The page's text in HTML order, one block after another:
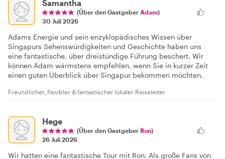
Samantha
(Über den Gastgeber Adam)
30 Juli 2026
Adams Energie und sein enzyklopädisches Wissen über
Singapurs Sehenswürdigkeiten und Geschichte haben uns
eine fantastische, über dreistündige Führung beschert. Wir
können Adam wärmstens empfehlen, wenn Sie in kurzer Zeit
einen guten Überblick über Singapur bekommen möchten.
Freundlicher, flexibler & fantastischer lokaler Reiseleiter
Hege
(Über den Gastgeber Ron)
26 Juli 2026
Wir hatten eine fantastische Tour mit Ron. Als große Fans von